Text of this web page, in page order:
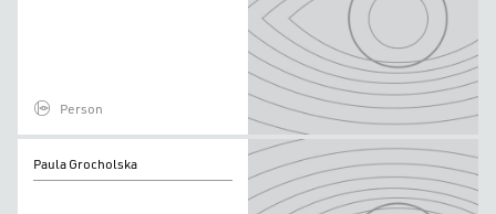
Person
Grocholska
Paula Grocholska